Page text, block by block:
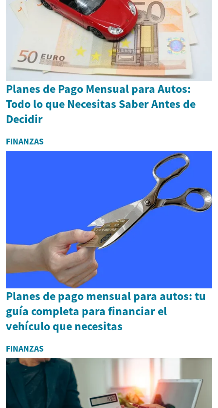
Planes de Pago Mensual para Autos:
Todo lo que Necesitas Saber Antes de
Decidir
FINANZAS
Planes de pago mensual para autos: tu
guía completa para financiar el
vehículo que necesitas
FINANZAS